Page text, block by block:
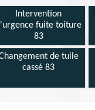
Intervention
fuite toiture
83
de tuile
cassé 83